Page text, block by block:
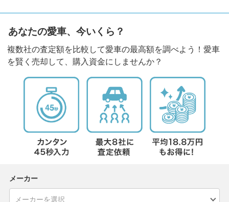
あなたの愛車、今いくら？
複数社の査定額を比較して愛車の最高額を調べよう！愛車
を賢く売却して、購入資金にしませんか？
メーカー